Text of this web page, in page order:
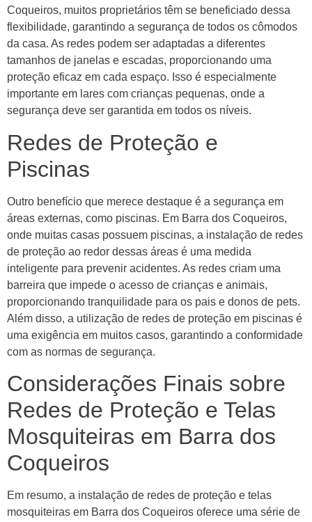
Coqueiros, muitos proprietários têm se beneficiado dessa
flexibilidade, garantindo a segurança de todos os cômodos
da casa. As redes podem ser adaptadas a diferentes
tamanhos de janelas e escadas, proporcionando uma
proteção eficaz em cada espaço. Isso é especialmente
importante em lares com crianças pequenas, onde a
segurança deve ser garantida em todos os níveis.
Redes de Proteção e
Piscinas
Outro benefício que merece destaque é a segurança em
áreas externas, como piscinas. Em Barra dos Coqueiros,
onde muitas casas possuem piscinas, a instalação de redes
de proteção ao redor dessas áreas é uma medida
inteligente para prevenir acidentes. As redes criam uma
barreira que impede o acesso de crianças e animais,
proporcionando tranquilidade para os pais e donos de pets.
Além disso, a utilização de redes de proteção em piscinas é
uma exigência em muitos casos, garantindo a conformidade
com as normas de segurança.
Considerações Finais sobre
Redes de Proteção e Telas
Mosquiteiras em Barra dos
Coqueiros
Em resumo, a instalação de redes de proteção e telas
mosquiteiras em Barra dos Coqueiros oferece uma série de